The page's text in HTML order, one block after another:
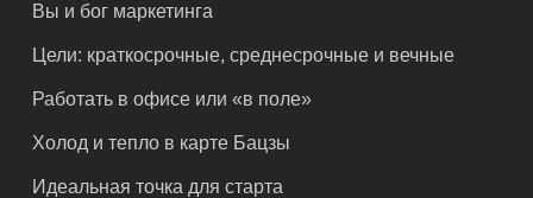
Вы и бог маркетинга
Цели: краткосрочные, среднесрочные и вечные
Работать в офисе или «в поле»
Холод и тепло в карте Бацзы
Идеальная точка для старта